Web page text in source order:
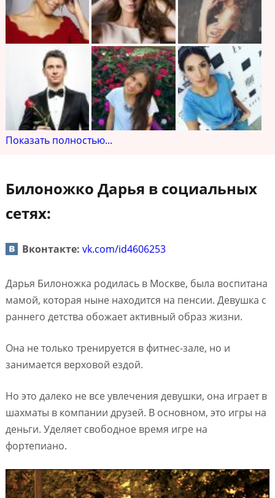
Показать полностью...
Билоножко Дарья в социальных
сетях:
Вконтакте: vk.com/id4606253
Дарья Билоножка родилась в Москве, была воспитана
мамой, которая ныне находится на пенсии. Девушка с
раннего детства обожает активный образ жизни.
Она не только тренируется в фитнес-зале, но и
занимается верховой ездой.
Но это далеко не все увлечения девушки, она играет в
шахматы в компании друзей. В основном, это игры на
деньги. Уделяет свободное время игре на
фортепиано.